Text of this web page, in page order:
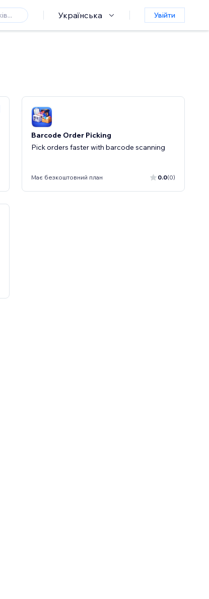
Українська Увійти
Barcode Order Picking
Pick orders faster with barcode scanning
Має безкоштовний план 0.0(0)